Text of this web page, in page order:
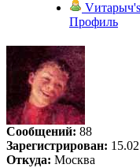
Vитарыч's
Профиль
Сообщений: 88
Зарегистрирован:
Откуда: Москва